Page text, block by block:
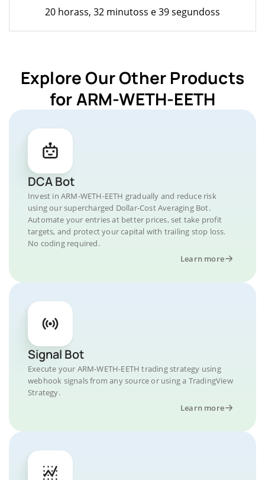
20 horass, 32 minutoss e 39 segundoss
Explore Our Other Products
for ARM-WETH-EETH
DCA Bot
Invest in ARM-WETH-EETH gradually and reduce risk
using our supercharged Dollar-Cost Averaging Bot.
Automate your entries at better prices, set take profit
targets, and protect your capital with trailing stop loss.
No coding required.
Learn more
Signal Bot
Execute your ARM-WETH-EETH trading strategy using
webhook signals from any source or using a TradingView
Strategy.
Learn more